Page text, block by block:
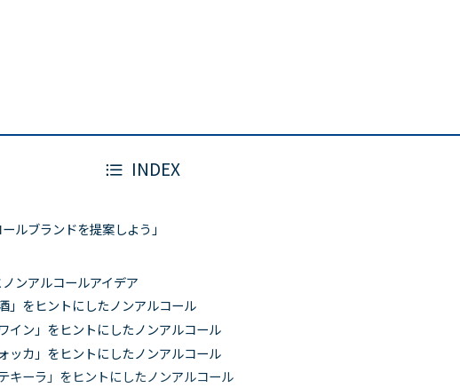
INDEX
ルブランドを提案しよう」
ンアルコールアイデア
」をヒントにしたノンアルコール
イン」をヒントにしたノンアルコール
ッカ」をヒントにしたノンアルコール
キーラ」をヒントにしたノンアルコール